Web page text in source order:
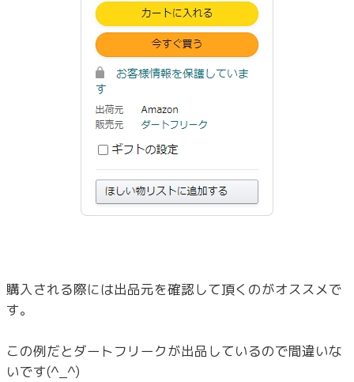
購入される際には出品元を確認して頂くのがオススメで
す。
この例だとダートフリークが出品しているので間違いな
いです(^_^)